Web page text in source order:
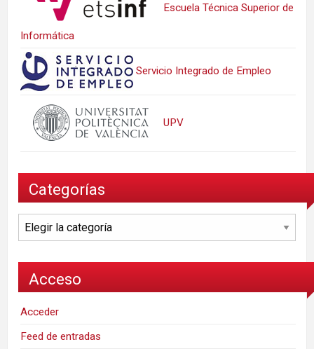
Escuela Técnica Superior de
Informática
Servicio Integrado de Empleo
UPV
Categorías
Categorías
Acceso
Acceder
Feed de entradas